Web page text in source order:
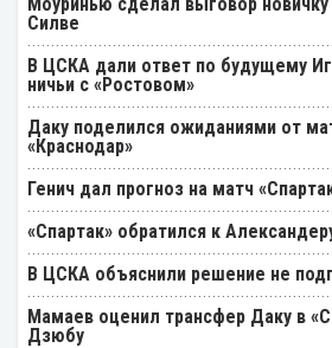
Силве
В ЦСКА дали ответ по будущему
ничьи с «Ростовом»
Даку поделился ожиданиями от
«Краснодар»
Генич дал прогноз на матч
«Спартак» обратился к
В ЦСКА объяснили решение не
Мамаев оценил трансфер Даку в
Дзюбу